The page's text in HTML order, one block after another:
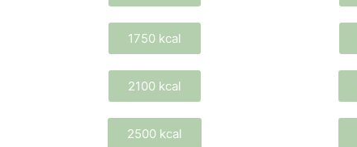
1750 kcal
2100 kcal
2500 kcal